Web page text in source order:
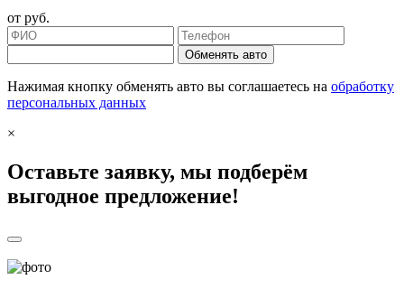
от руб.
Обменять авто
Нажимая кнопку обменять авто вы соглашаетесь на обработку
персональных данных
×
Оставьте заявку, мы подберём
выгодное предложение!